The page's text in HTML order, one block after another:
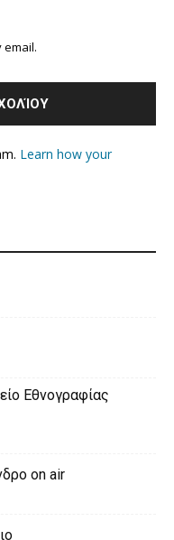
email.
Learn how your
Εθνογραφίας
on air